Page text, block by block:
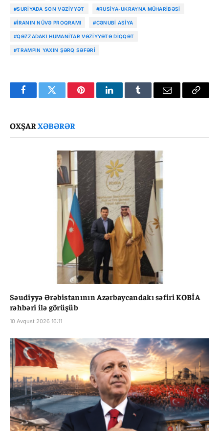
#SURIYADA SON VƏZIYYƏT #RUSIYA-UKRAYNA MÜHARIBƏSI
#İRANIN NÜVƏ PROQRAMI #CƏNUBI ASIYA
#QƏZZADAKI HUMANITAR VƏZIYYƏTƏ DIQQƏT
#TRAMPIN YAXIN ŞƏRQ SƏFƏRI
FacebookTwitter PinterestLinkedInTumblr Email
Copy
OXŞARXƏBƏRƏR
Səudiyyə Ərəbistanının Azərbaycandakı səfiri KOBİA
rəhbəri ilə görüşüb
10 Avqust 2026 16:11